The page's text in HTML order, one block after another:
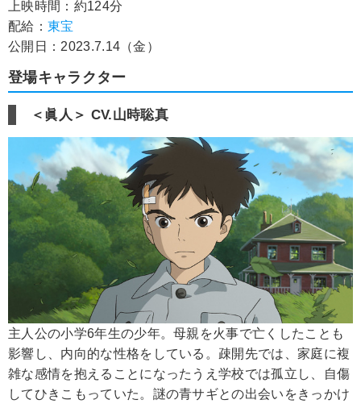
上映時間：約124分
配給： 東宝
公開日：2023.7.14（金）
登場キャラクター
＜眞人＞ CV.山時聡真
主人公の小学6年生の少年。母親を火事で亡くしたことも
影響し、内向的な性格をしている。疎開先では、家庭に複
雑な感情を抱えることになったうえ学校では孤立し、自傷
してひきこもっていた。謎の青サギとの出会いをきっかけ